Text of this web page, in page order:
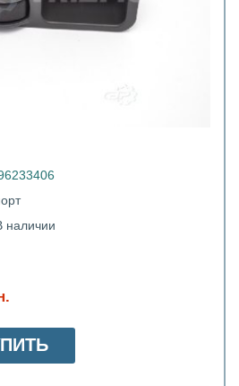
наличии